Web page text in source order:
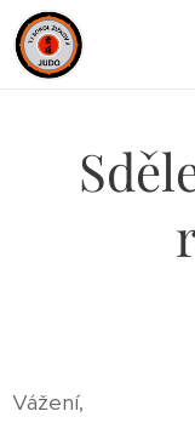
Vážení,